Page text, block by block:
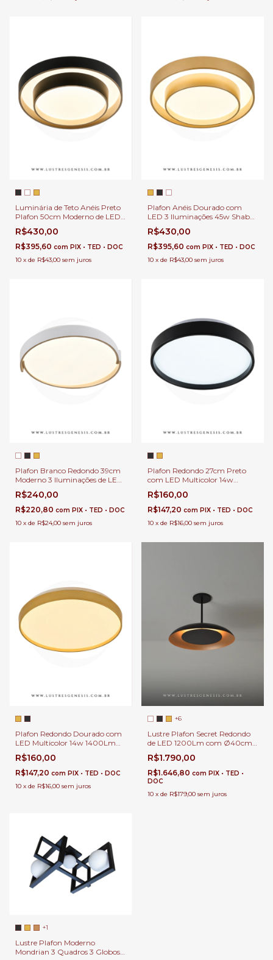
Luminária de Teto Anéis Preto
Plafon 50cm Moderno de LED
Multicolor 4500Lm Shabe
Para Escritório, Quartos e
Corredor
R$430,00
R$395,60 com PIX • TED • DOC
10 x de R$43,00 sem juros
Plafon Anéis Dourado com
LED 3 Iluminações 45w Shabe
Redondo Ø50cm Para Lavabo,
Corredor e Escritório
R$430,00
R$395,60 com PIX • TED • DOC
10 x de R$43,00 sem juros
Plafon Branco Redondo 39cm
Moderno 3 Iluminações de LED
Quente, Frio e Neutro 2800Lm
Logy Para Quarto, Corredor e
Sala
R$240,00
R$220,80 com PIX • TED • DOC
10 x de R$24,00 sem juros
Plafon Redondo 27cm Preto
com LED Multicolor 14w
1400Lm Mally Para Hall de
Entrada, Lavabo e Quartos
R$160,00
R$147,20 com PIX • TED • DOC
10 x de R$16,00 sem juros
Plafon Redondo Dourado com
LED Multicolor 14w 1400Lm
Mally 27cm Para Corredor,
Quarto e Escritório
R$160,00
R$147,20 com PIX • TED • DOC
10 x de R$16,00 sem juros
+6
Lustre Plafon Secret Redondo
de LED 1200Lm com Ø40cm
Rebatedor Luz Indireta para
Quartos, Sala de Estar,
Corredor, Hall e Escritório
R$1.790,00
R$1.646,80 com PIX • TED •
DOC
10 x de R$179,00 sem juros
+1
Lustre Plafon Moderno
Mondrian 3 Quadros 3 Globos